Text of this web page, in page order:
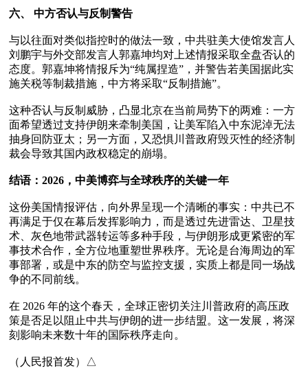
六、 中方否认与反制警告
与以往面对类似指控时的做法一致，中共驻美大使馆发言人
刘鹏宇与外交部发言人郭嘉坤均对上述情报采取全盘否认的
态度。郭嘉坤将情报斥为“纯属捏造”，并警告若美国据此实
施关税等制裁措施，中方将采取“反制措施”。
这种否认与反制威胁，凸显北京在当前局势下的两难：一方
面希望透过支持伊朗来牵制美国，让美军陷入中东泥淖无法
抽身回防亚太；另一方面，又恐惧川普政府毁灭性的经济制
裁会导致其国内政权稳定的崩塌。
结语：2026，中美博弈与全球秩序的关键一年
这份美国情报评估，向外界呈现一个清晰的事实：中共已不
再满足于仅在幕后发挥影响力，而是透过先进雷达、卫星技
术、灰色地带武器转运等多种手段，与伊朗形成更紧密的军
事技术合作，全方位地重塑世界秩序。无论是台海周边的军
事部署，或是中东的防空与监控支援，实质上都是同一场战
争的不同前线。
在 2026 年的这个春天，全球正密切关注川普政府的高压政
策是否足以阻止中共与伊朗的进一步结盟。这一发展，将深
刻影响未来数十年的国际秩序走向。